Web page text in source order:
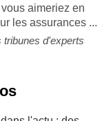
aimeriez en
les assurances ...
tribunes d'experts